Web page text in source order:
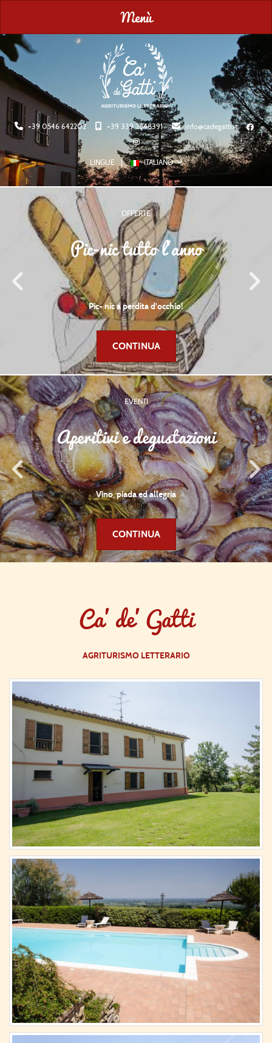
Menù
+39 0546 642202 +39 339 2848391 info@cadegatti.it
LINGUE ITALIANO
OFFERTE
Pic-nic tutto l'anno
Pic- nic a perdita d'occhio!
CONTINUA
EVENTI
Aperitivi e degustazioni
Vino, piada ed allegria
CONTINUA
Ca' de' Gatti
AGRITURISMO LETTERARIO